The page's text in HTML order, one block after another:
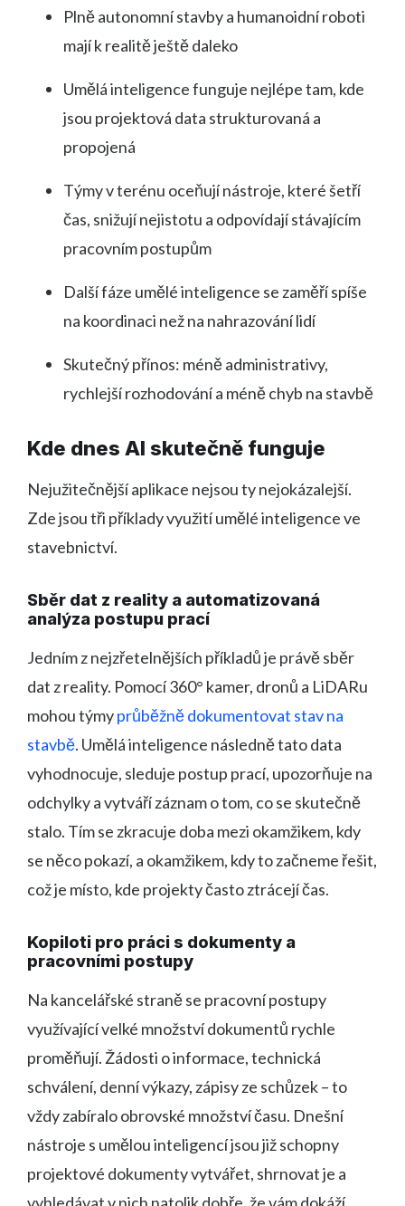
Plně autonomní stavby a humanoidní roboti
mají k realitě ještě daleko
Umělá inteligence funguje nejlépe tam, kde
jsou projektová data strukturovaná a
propojená
Týmy v terénu oceňují nástroje, které šetří
čas, snižují nejistotu a odpovídají stávajícím
pracovním postupům
Další fáze umělé inteligence se zaměří spíše
na koordinaci než na nahrazování lidí
Skutečný přínos: méně administrativy,
rychlejší rozhodování a méně chyb na stavbě
Kde dnes AI skutečně funguje
Nejužitečnější aplikace nejsou ty nejokázalejší.
Zde jsou tři příklady využití umělé inteligence ve
stavebnictví.
Sběr dat z reality a automatizovaná
analýza postupu prací
Jedním z nejzřetelnějších příkladů je právě sběr
dat z reality. Pomocí 360° kamer, dronů a LiDARu
mohou týmyprůběžně dokumentovat stav na
stavbě. Umělá inteligence následně tato data
vyhodnocuje, sleduje postup prací, upozorňuje na
odchylky a vytváří záznam o tom, co se skutečně
stalo. Tím se zkracuje doba mezi okamžikem, kdy
se něco pokazí, a okamžikem, kdy to začneme řešit,
což je místo, kde projekty často ztrácejí čas.
Kopiloti pro práci s dokumenty a
pracovními postupy
Na kancelářské straně se pracovní postupy
využívající velké množství dokumentů rychle
proměňují. Žádosti o informace, technická
schválení, denní výkazy, zápisy ze schůzek – to
vždy zabíralo obrovské množství času. Dnešní
nástroje s umělou inteligencí jsou již schopny
projektové dokumenty vytvářet, shrnovat je a